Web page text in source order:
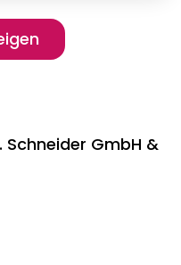
GmbH &